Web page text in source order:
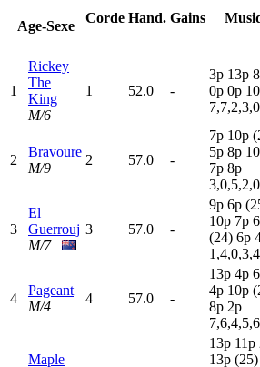
Age-Sexe
Corde Hand. Gains
1
Rickey
The
King
M/6
1 52.0 -
3p 13p 8
0p 0p
2
Bravoure
M/9
2 57.0 -
7p 10p
5p 8p
7p 8p
3
El
Guerrouj
M/7
3 57.0 -
9p 6p
10p 7p 6
(24) 6p
4
Pageant
M/4
4 57.0 -
13p 4p 6
4p 10p
8p 2p
Maple
13p 11p
13p (25)